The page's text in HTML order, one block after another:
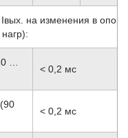
на изменения в
…
< 0,2 мс
< 0,2 мс